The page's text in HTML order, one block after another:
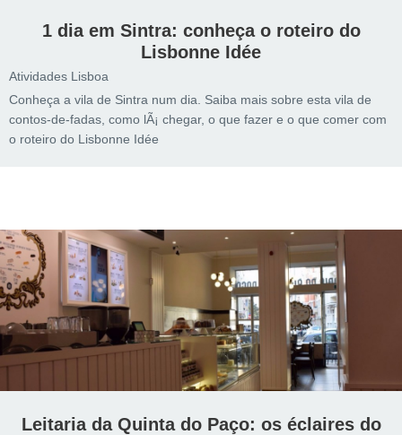
1 dia em Sintra: conheça o roteiro do
Lisbonne Idée
Atividades Lisboa
Conheça a vila de Sintra num dia. Saiba mais sobre esta vila de
contos-de-fadas, como lÃ¡ chegar, o que fazer e o que comer com
o roteiro do Lisbonne Idée
Leitaria da Quinta do Paço: os éclaires do